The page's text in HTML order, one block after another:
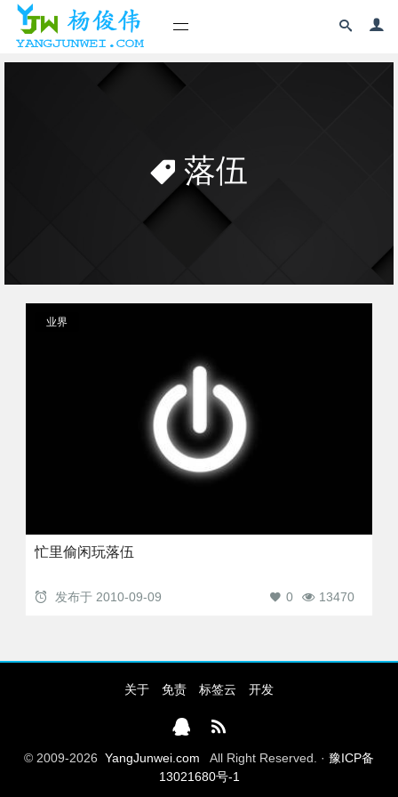
落伍
业界
忙里偷闲玩落伍
发布于 2010-09-09 13470
0
关于 免责 标签云 开发
© 2009-2026 YangJunwei.com All Right Reserved. · 豫ICP备
13021680号-1